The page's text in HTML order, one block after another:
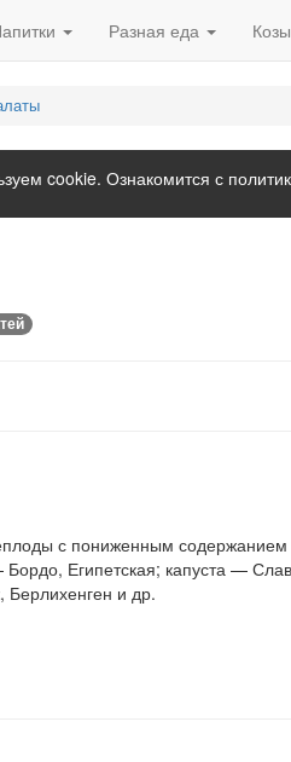
Разная еда Козы
cookie. Ознакомится с
с пониженным
Египетская; капуста —
и др.